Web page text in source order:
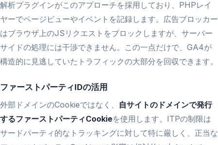
解析プラグインがこのアプローチを採用しており、PHPレイ
ヤーでページビューやイベントを記録します。広告ブロッカー
はブラウザ上のJSリクエストをブロックしますが、サーバー
サイドの処理には干渉できません。この一点だけで、GA4が
構造的に見逃していたトラフィックの大部分を回収できます。
ファーストパーティIDの活用
外部ドメインのCookieではなく、 自サイトのドメインで発行
するファーストパーティCookieを使用します。ITPの制限は
サードパーティ的なトラッキングに対して特に厳しく、正当な